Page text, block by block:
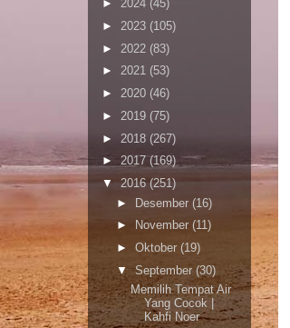
► 2024 (45)
► 2023 (105)
► 2022 (83)
► 2021 (53)
► 2020 (46)
► 2019 (75)
► 2018 (267)
► 2017(169)
▼ 2016 (251)
► Desember (16)
►
November (11)
► Oktober (19)
▼September (30)
Memilih Tempat Air
Yang Cocok |
Kahfi Noer